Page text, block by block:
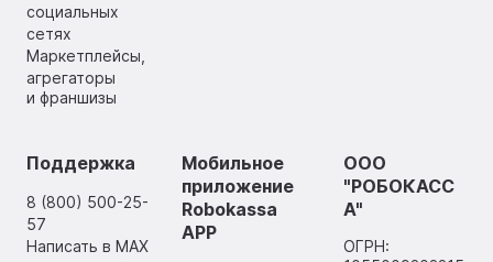
социальных
сетях
Маркетплейсы,
агрегаторы
и франшизы
Поддержка
8 (800) 500-25-
57
Написать в MAX
Мобильное
приложение
Robokassa
APP
ООО
"РОБОКАСС
А"
ОГРН: